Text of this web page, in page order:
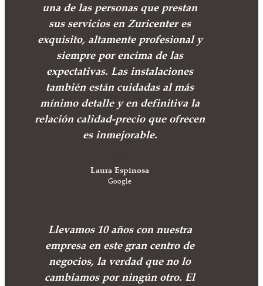
una de las personas que prestan
sus servicios en Zuricenter es
exquisito, altamente profesional y
siempre por encima de las
expectativas. Las instalaciones
también están cuidadas al más
mínimo detalle y en definitiva la
relación calidad-precio que ofrecen
es inmejorable.
Laura Espinosa
Google
Llevamos 10 años con nuestra
empresa en este gran centro de
negocios, la verdad que no lo
cambiamos por ningún otro. El